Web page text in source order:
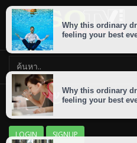
LOGIN SIGNUP